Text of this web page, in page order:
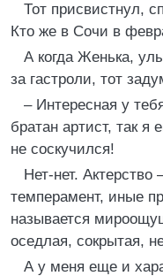
Тот присвистнул,
Кто же в Сочи в
А когда Женька,
за гастроли, тот
– Интересная у
братан артист, так я
не соскучился!
Нет-нет. Актерство
темперамент, иные
называется
оседлая, сокрытая,
А у меня еще и